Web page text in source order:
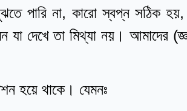
পারি না, কারো স্বপ্ন সঠিক
যা দেখে তা মিথ্যা নয়। আমাদের
হয়ে থাকে। যেমনঃ